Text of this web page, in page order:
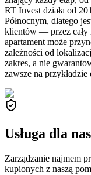
RT Invest działa od
Północnym, dlatego
klientów — przez cały
apartament może
zależności od
zakres, a nie
zawsze na przykładzie
Usługa dla
Zarządzanie najmem
kupionych z naszą